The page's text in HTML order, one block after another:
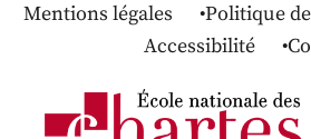
Mentions légales
Politique
Accessibilité